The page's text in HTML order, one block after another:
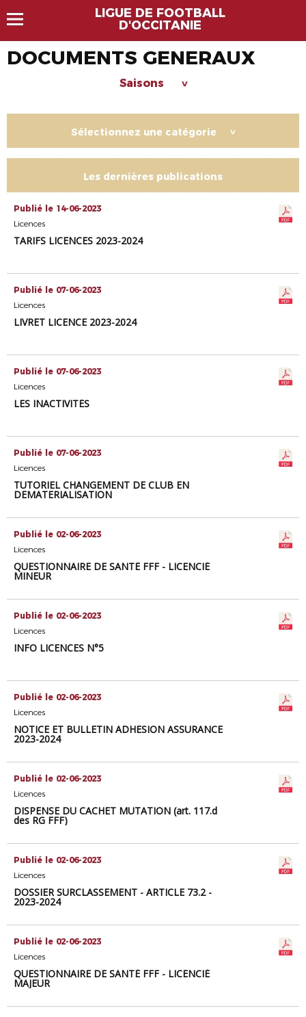
LIGUE DE FOOTBALL
D'OCCITANIE
DOCUMENTS GENERAUX
Saisons >
Sélectionnez une catégorie >
Les dernières publications
Publié le 14-06-2023
Licences
TARIFS LICENCES 2023-2024
Publié le 07-06-2023
Licences
LIVRET LICENCE 2023-2024
Publié le 07-06-2023
Licences
LES INACTIVITÉS
Publié le 07-06-2023
Licences
TUTORIEL CHANGEMENT DE CLUB EN
DEMATERIALISATION
Publié le 02-06-2023
Licences
QUESTIONNAIRE DE SANTÉ FFF - LICENCIÉ
MINEUR
Publié le 02-06-2023
Licences
INFO LICENCES N°5
Publié le 02-06-2023
Licences
NOTICE ET BULLETIN ADHESION ASSURANCE
2023-2024
Publié le 02-06-2023
Licences
DISPENSE DU CACHET MUTATION (art. 117.d
des RG FFF)
Publié le 02-06-2023
Licences
DOSSIER SURCLASSEMENT - ARTICLE 73.2 -
2023-2024
Publié le 02-06-2023
Licences
QUESTIONNAIRE DE SANTÉ FFF - LICENCIÉ
MAJEUR